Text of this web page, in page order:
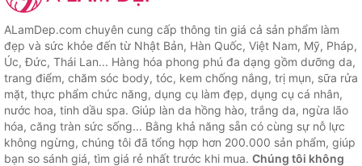
ALamDep.com chuyên cung cấp thông tin giá cả sản phẩm làm
đẹp và sức khỏe đến từ Nhật Bản, Hàn Quốc, Việt Nam, Mỹ, Pháp,
Úc, Đức, Thái Lan... Hàng hóa phong phú đa dạng gồm dưỡng da,
trang điểm, chăm sóc body, tóc, kem chống nắng, trị mụn, sữa rửa
mặt, thực phẩm chức năng, dụng cụ làm đẹp, dụng cụ cá nhân,
nước hoa, tinh dầu spa. Giúp làn da hồng hào, trắng da, ngừa lão
hóa, căng tràn sức sống... Bằng khả năng sẵn có cùng sự nỗ lực
không ngừng, chúng tôi đã tổng hợp hơn 200.000 sản phẩm, giúp
bạn so sánh giá, tìm giá rẻ nhất trước khi mua. Chúng tôi không